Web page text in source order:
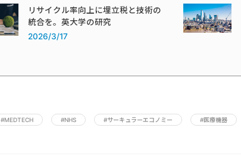
リサイクル率向上に埋立税と技術の
統合を。英大学の研究
2026/3/17
#MEDTECH #NHS #サーキュラーエコノミー #医療機器